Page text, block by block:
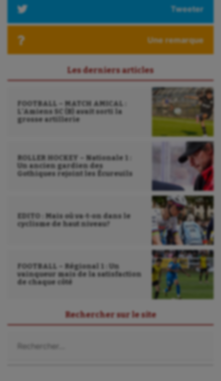
Tweeter
Une remarque
Les derniers articles
FOOTBALL – MATCH AMICAL :
L’Amiens SC (B) avait sorti la
grosse artillerie
ROLLER HOCKEY – Nationale 1 :
Un ancien gardien des
Gothiques rejoint les Écureuils
EDITO : Mais où va-t-on dans le
cyclisme de haut niveau?
FOOTBALL – Régional 1 : Un
vainqueur mais de la satisfaction
de chaque côté
Rechercher sur le site